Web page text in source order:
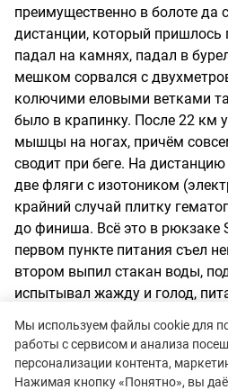
преимущественно в болоте да
дистанции, который пришлось
падал на камнях, падал в
мешком сорвался с
колючими еловыми ветками
было в крапинку. После 22 км
мышцы на ногах, причём
сводит при беге. На дистанцию
две фляги с изотоником
крайний случай плитку
до финиша. Всё это в рюкзаке
первом пункте питания съел
втором выпил стакан воды,
испытывал жажду и голод,
ознакомительный перед
рассчитывал, просто хотел
той экипировке, которую буду
Мы используем файлы cookie для
работы с сервисом и анализа
персонализации контента,
Нажимая кнопку «Понятно», вы